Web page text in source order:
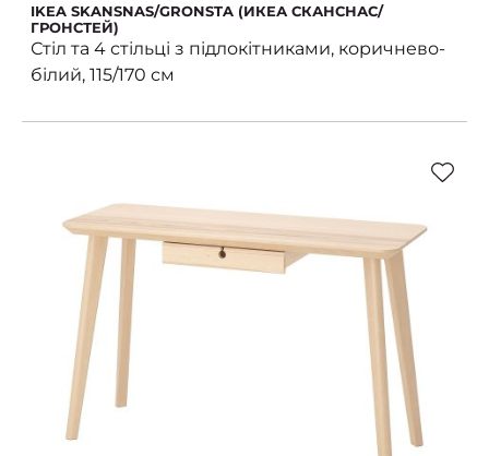
IKEA SKANSNAS/GRONSTA (ИКЕА СКАНСНАС/
ГРОНСТЕЙ)
Стіл та 4 стільці з підлокітниками, коричнево-
білий, 115/170 см